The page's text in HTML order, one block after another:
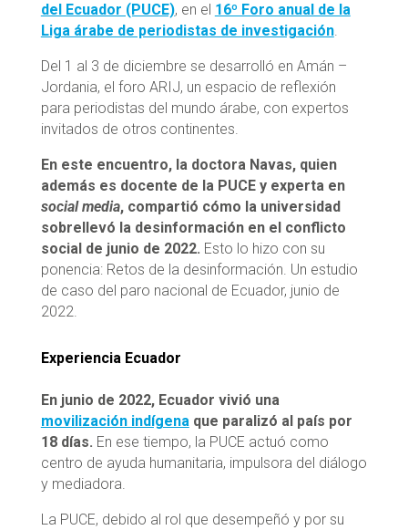
del Ecuador (PUCE), en el 16º Foro anual de la
Liga árabe de periodistas de investigación.
Del 1 al 3 de diciembre se desarrolló en Amán –
Jordania, el foro ARIJ, un espacio de reflexión
para periodistas del mundo árabe, con expertos
invitados de otros continentes.
En este encuentro, la doctora Navas, quien
además es docente de la PUCE y experta en
social media, compartió cómo la universidad
sobrellevó la desinformación en el conflicto
social de junio de 2022. Esto lo hizo con su
ponencia: Retos de la desinformación. Un estudio
de caso del paro nacional de Ecuador, junio de
2022.
Experiencia Ecuador
En junio de 2022, Ecuador vivió una
movilización indígenaque paralizó al país por
18 días. En ese tiempo, la PUCE actuó como
centro de ayuda humanitaria, impulsora del diálogo
y mediadora.
La PUCE, debido al rol que desempeñó y por su